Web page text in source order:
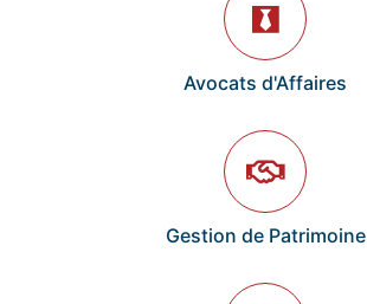
Avocats d'Affaires
Gestion de Patrimoine